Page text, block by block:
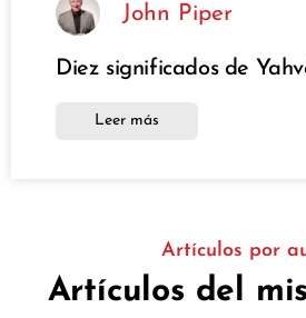
John Piper
Diez significados de
Leer más
Artículos por
Artículos del